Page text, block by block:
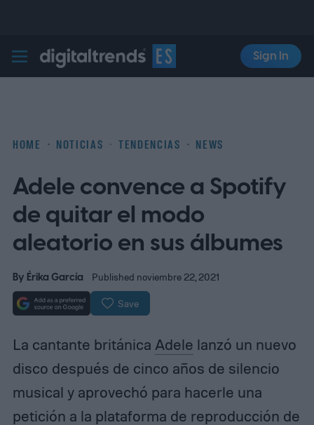
Digital Trends Español
Sign In
HOME NOTICIAS TENDENCIAS NEWS
Adele convence a Spotify
de quitar el modo
aleatorio en sus álbumes
By Érika García Published noviembre 22, 2021
Save
La cantante británica Adele lanzó un nuevo
disco después de cinco años de silencio
musical y aprovechó para hacerle una
petición a la plataforma de reproducción de